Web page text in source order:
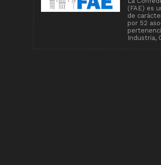
(FAE) es
de
por 52
Industria,